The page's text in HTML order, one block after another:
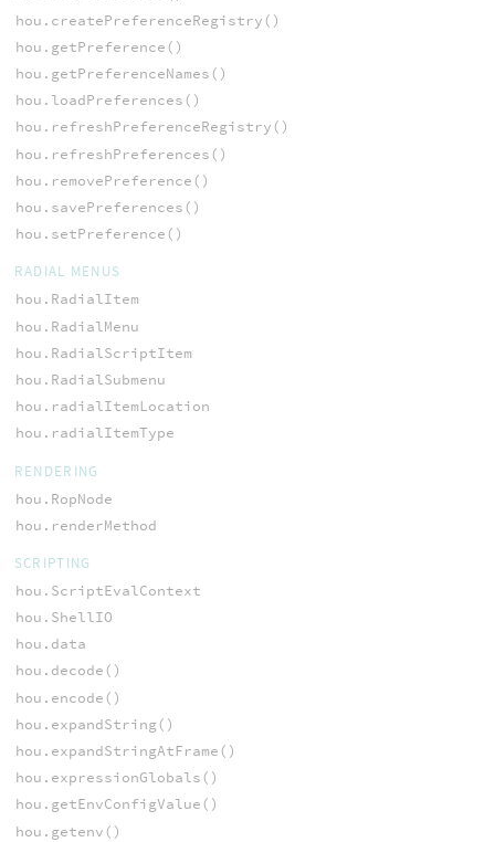
hou.createPreferenceRegistry()
hou.getPreference()
hou.getPreferenceNames()
hou.loadPreferences()
hou.refreshPreferenceRegistry()
hou.refreshPreferences()
hou.removePreference()
hou.savePreferences()
hou.setPreference()
RADIAL MENUS
hou.RadialItem
hou.RadialMenu
hou.RadialScriptItem
hou.RadialSubmenu
hou.radialItemLocation
hou.radialItemType
RENDERING
hou.RopNode
hou.renderMethod
SCRIPTING
hou.ScriptEvalContext
hou.ShellIO
hou.data
hou.decode()
hou.encode()
hou.expandString()
hou.expandStringAtFrame()
hou.expressionGlobals()
hou.getEnvConfigValue()
hou.getenv()